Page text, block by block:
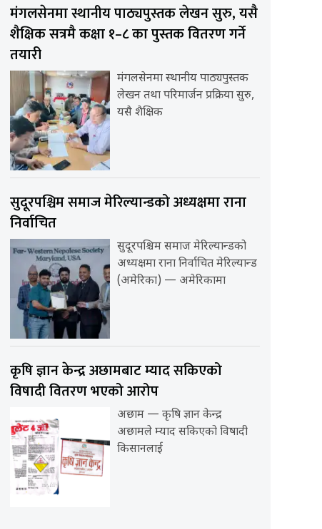
मंगलसेनमा स्थानीय पाठ्यपुस्तक लेखन सुरु, यसै
शैक्षिक सत्रमै कक्षा १–८ का पुस्तक वितरण गर्ने
तयारी
मंगलसेनमा स्थानीय पाठ्यपुस्तक
लेखन तथा परिमार्जन प्रक्रिया सुरु,
यसै शैक्षिक
सुदूरपश्चिम समाज मेरिल्यान्डको अध्यक्षमा राना
निर्वाचित
सुदूरपश्चिम समाज मेरिल्यान्डको
अध्यक्षमा राना निर्वाचित मेरिल्यान्ड
(अमेरिका) — अमेरिकामा
कृषि ज्ञान केन्द्र अछामबाट म्याद सकिएको
विषादी वितरण भएको आरोप
अछाम — कृषि ज्ञान केन्द्र
अछामले म्याद सकिएको विषादी
किसानलाई